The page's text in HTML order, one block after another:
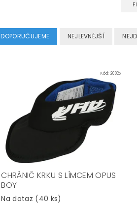
DOPORUČUJEME NEJLEVNĚJŠÍ
Kód: 20025
CHRÁNIČ KRKU S LÍMCEM OPUS
BOY
Na dotaz (40 ks)